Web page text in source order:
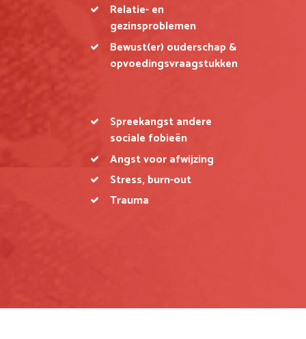
Relatie- en
gezinsproblemen
Bewust(er) ouderschap &
opvoedingsvraagstukken
Spreekangst andere
sociale fobieën
Angst voor afwijzing
Stress, burn-out
Trauma